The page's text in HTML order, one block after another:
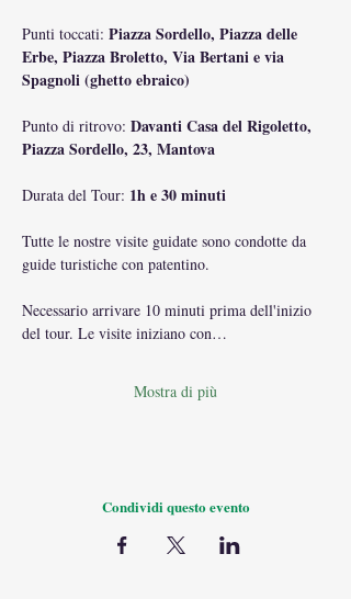
Punti toccati: Piazza Sordello, Piazza delle
Erbe, Piazza Broletto, Via Bertani e via
Spagnoli (ghetto ebraico)
Punto di ritrovo: Davanti Casa del Rigoletto,
Piazza Sordello, 23, Mantova
Durata del Tour: 1h e 30 minuti
Tutte le nostre visite guidate sono condotte da
guide turistiche con patentino.
Necessario arrivare 10 minuti prima dell'inizio
del tour. Le visite iniziano con…
Mostra di più
Condividi questo evento